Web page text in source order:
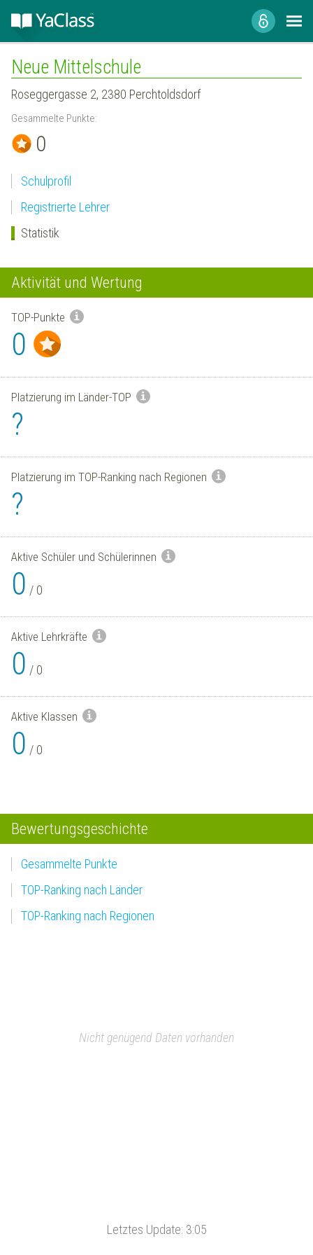
Neue Mittelschule
Roseggergasse 2, 2380 Perchtoldsdorf
Gesammelte Punkte:
0
Schulprofil
Registrierte Lehrer
Statistik
Aktivität und Wertung
TOP-Punkte
0
Platzierung im Länder-TOP
?
Platzierung im TOP-Ranking nach Regionen
?
Aktive Schüler und Schülerinnen
0 / 0
Aktive Lehrkräfte
0 / 0
Aktive Klassen
0 / 0
Bewertungsgeschichte
Gesammelte Punkte
TOP-Ranking nach Länder
TOP-Ranking nach Regionen
Nicht genügend Daten vorhanden
Letztes Update: 3:05